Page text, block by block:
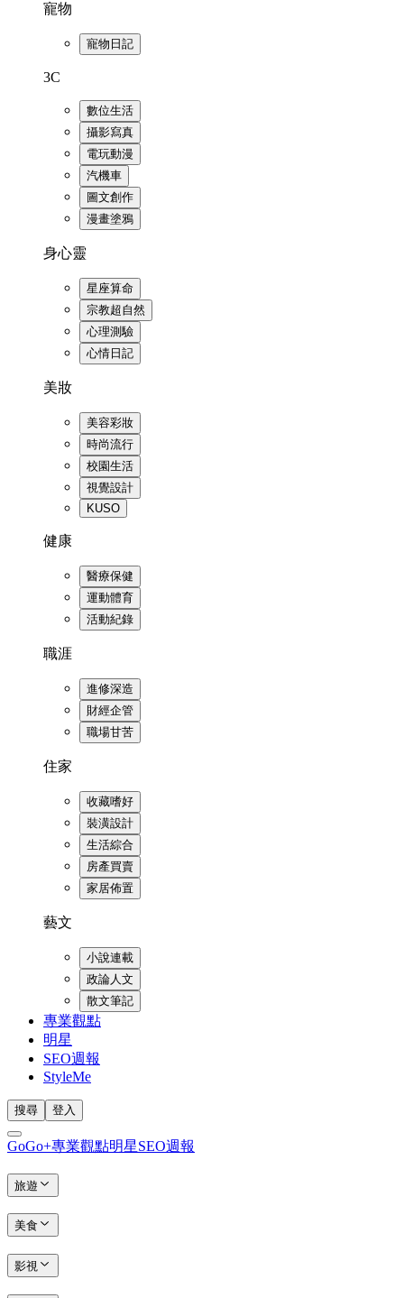
寵物
寵物日記
3C
數位生活
攝影寫真
電玩動漫
汽機車
圖文創作
漫畫塗鴉
身心靈
星座算命
宗教超自然
心理測驗
心情日記
美妝
美容彩妝
時尚流行
校園生活
視覺設計
KUSO
健康
醫療保健
運動體育
活動紀錄
職涯
進修深造
財經企管
職場甘苦
住家
收藏嗜好
裝潢設計
生活綜合
房產買賣
家居佈置
藝文
小說連載
政論人文
散文筆記
專業觀點
明星
SEO週報
StyleMe
搜尋 登入
GoGo+專業觀點明星SEO週報
旅遊
美食
影視